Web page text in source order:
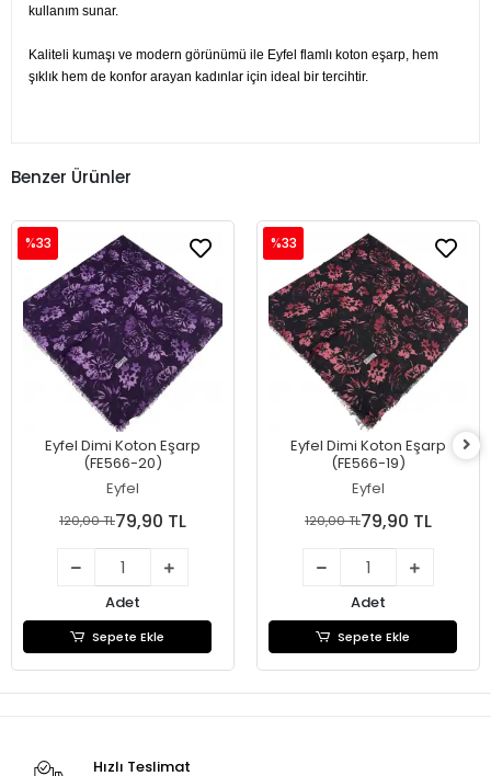
kullanım sunar.
Kaliteli kumaşı ve modern görünümü ile Eyfel flamlı koton eşarp, hem
şıklık hem de konfor arayan kadınlar için ideal bir tercihtir.
Benzer Ürünler
Eyfel Dimi Koton Eşarp
(FE566-20)
Eyfel
%33
120,00 TL79,90 TL
Adet
Sepete Ekle
Eyfel Dimi Koton Eşarp
(FE566-19)
Eyfel
%33
120,00 TL79,90 TL
Adet
Sepete Ekle
Hızlı Teslimat